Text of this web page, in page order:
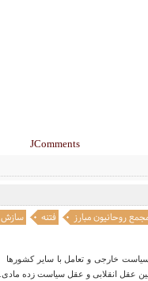
خارجی و تعامل با سایر کشورها
عقل انقلابی و عقل سیاست زده مادی.
روحانیون مبارز فتنه سازش
JComments